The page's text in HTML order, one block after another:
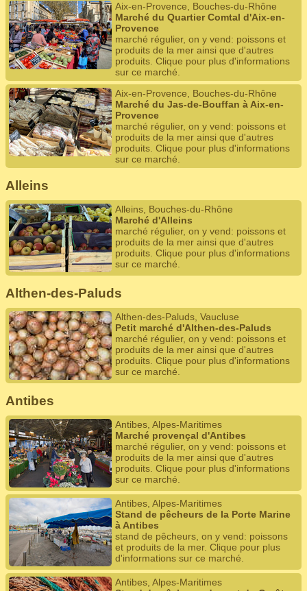
Aix-en-Provence, Bouches-du-Rhône
Marché du Quartier Comtal d'Aix-en-
Provence
marché régulier, on y vend: poissons et
produits de la mer ainsi que d'autres
produits. Clique pour plus d'informations
sur ce marché.
Aix-en-Provence, Bouches-du-Rhône
Marché du Jas-de-Bouffan à Aix-en-
Provence
marché régulier, on y vend: poissons et
produits de la mer ainsi que d'autres
produits. Clique pour plus d'informations
sur ce marché.
Alleins
Alleins, Bouches-du-Rhône
Marché d'Alleins
marché régulier, on y vend: poissons et
produits de la mer ainsi que d'autres
produits. Clique pour plus d'informations
sur ce marché.
Althen-des-Paluds
Althen-des-Paluds, Vaucluse
Petit marché d'Althen-des-Paluds
marché régulier, on y vend: poissons et
produits de la mer ainsi que d'autres
produits. Clique pour plus d'informations
sur ce marché.
Antibes
Antibes, Alpes-Maritimes
Marché provençal d'Antibes
marché régulier, on y vend: poissons et
produits de la mer ainsi que d'autres
produits. Clique pour plus d'informations
sur ce marché.
Antibes, Alpes-Maritimes
Stand de pêcheurs de la Porte Marine
à Antibes
stand de pêcheurs, on y vend: poissons
et produits de la mer. Clique pour plus
d'informations sur ce marché.
Antibes, Alpes-Maritimes